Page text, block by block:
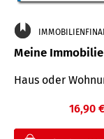
Meine
Haus oder
16,90 €